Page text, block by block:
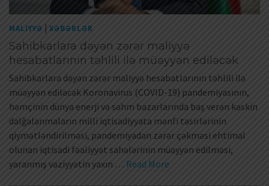
MALIYYƏ | XƏBƏRLƏR
Sahibkarlara dəyən zərər maliyyə
hesabatlarının təhlili ilə müəyyən ediləcək
Sahibkarlara dəyən zərər maliyyə hesabatlarının təhlili ilə
müəyyən ediləcək Koronavirus (COVID-19) pandemiyasının,
həmçinin dünya enerji və səhm bazarlarında baş verən kəskin
dalğalanmaların milli iqtisadiyyata mənfi təsirlərinin
qiymətləndirilməsi, pandemiyadan zərər çəkməsi ehtimal
olunan iqtisadi fəaliyyət sahələrinin müəyyən edilməsi,
yaranmış vəziyyətin yaxın … Read More